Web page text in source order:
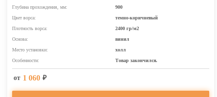
Глубина прохождения, мм:
900
Цвет ворса:
темно-коричневый
Плотность ворса:
2400 гр/м2
Основа:
винил
Место установки:
холл
Особенности:
Товар закончился.
от 1 060 ₽